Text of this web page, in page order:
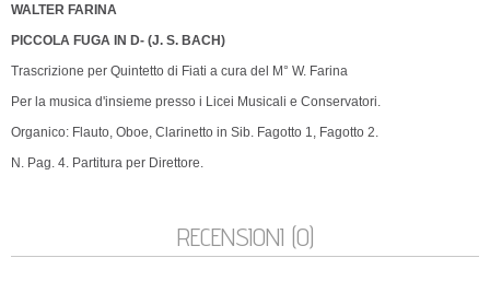
WALTER FARINA
PICCOLA FUGA IN D- (J. S. BACH)
Trascrizione per Quintetto di Fiati a cura del M° W. Farina
Per la musica d'insieme presso i Licei Musicali e Conservatori.
Organico: Flauto, Oboe, Clarinetto in Sib. Fagotto 1, Fagotto 2.
N. Pag. 4. Partitura per Direttore.
RECENSIONI (0)